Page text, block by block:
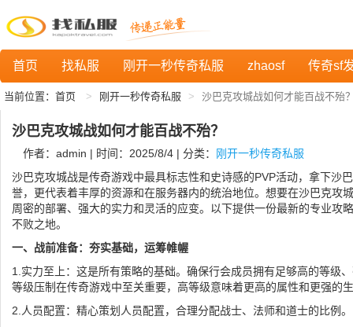
首页 找私服 刚开一秒传奇私服 zhaosf 传奇sf
当前位置： 首页 刚开一秒传奇私服 沙巴克攻城战如何才能百战不殆
沙巴克攻城战如何才能百战不殆？
作者：admin | 时间：2025/8/4 | 分类：
刚开一秒传奇私服
沙巴克攻城战是传奇游戏中最具标志性和史诗感的PVP活动，拿下沙
誉，更代表着丰厚的资源和在服务器内的统治地位。想要在沙巴克攻
周密的部署、强大的实力和灵活的应变。以下提供一份最新的专业攻
不败之地。
一、战前准备：夯实基础，运筹帷幄
1.实力至上：这是所有策略的基础。确保行会成员拥有足够高的等级
等级压制在传奇游戏中至关重要，高等级意味着更高的属性和更强的
2.人员配置：精心策划人员配置，合理分配战士、法师和道士的比例。